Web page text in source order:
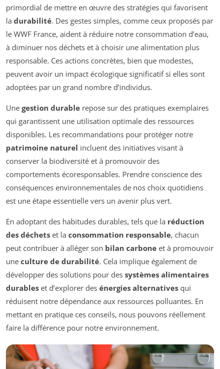
primordial de mettre en œuvre des stratégies qui favorisent
la durabilité. Des gestes simples, comme ceux proposés par
le WWF France, aident à réduire notre consommation d’eau,
à diminuer nos déchets et à choisir une alimentation plus
responsable. Ces actions concrètes, bien que modestes,
peuvent avoir un impact écologique significatif si elles sont
adoptées par un grand nombre d’individus.
Une gestion durable repose sur des pratiques exemplaires
qui garantissent une utilisation optimale des ressources
disponibles. Les recommandations pour protéger notre
patrimoine naturel incluent des initiatives visant à
conserver la biodiversité et à promouvoir des
comportements écoresponsables. Prendre conscience des
conséquences environnementales de nos choix quotidiens
est une étape essentielle vers un avenir plus vert.
En adoptant des habitudes durables, tels que la réduction
des déchets et la consommation responsable, chacun
peut contribuer à alléger son bilan carbone et à promouvoir
une culture de durabilité. Cela implique également de
développer des solutions pour des systèmes alimentaires
durables et d’explorer des énergies alternatives qui
réduisent notre dépendance aux ressources polluantes. En
mettant en pratique ces conseils, nous pouvons réellement
faire la différence pour notre environnement.